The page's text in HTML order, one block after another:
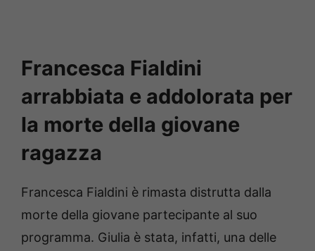
Francesca Fialdini
arrabbiata e addolorata per
la morte della giovane
ragazza
Francesca Fialdini è rimasta distrutta dalla
morte della giovane partecipante al suo
programma. Giulia è stata, infatti, una delle